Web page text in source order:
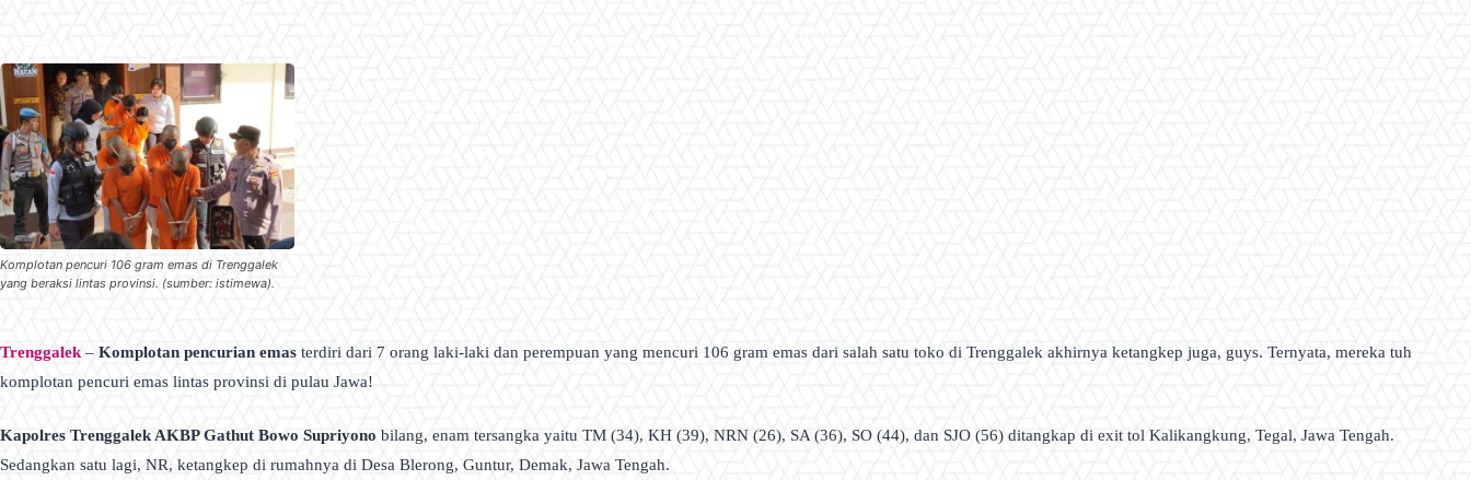
Komplotan pencuri 106 gram emas di Trenggalek
yang beraksi lintas provinsi. (sumber: istimewa).
Trenggalek– Komplotan pencurian emas terdiri dari 7 orang laki-laki dan perempuan yang mencuri 106 gram emas dari salah satu toko di Trenggalek akhirnya ketangkep juga, guys. Ternyata, mereka tuh
komplotan pencuri emas lintas provinsi di pulau Jawa!
Kapolres Trenggalek AKBP Gathut Bowo Supriyono bilang, enam tersangka yaitu TM (34), KH (39), NRN (26), SA (36), SO (44), dan SJO (56) ditangkap di exit tol Kalikangkung, Tegal, Jawa Tengah.
Sedangkan satu lagi, NR, ketangkep di rumahnya di Desa Blerong, Guntur, Demak, Jawa Tengah.